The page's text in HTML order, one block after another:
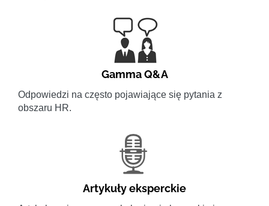
Gamma Q&A
Odpowiedzi na często pojawiające się pytania z
obszaru HR.
Artykuły eksperckie